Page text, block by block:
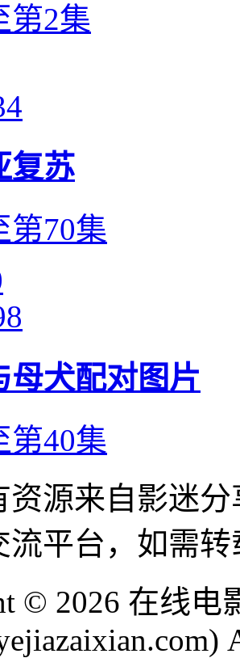
第2集
复苏
第70集
母犬配对图片
第40集
资源来自影迷
流平台，如需
© 2026 在线电